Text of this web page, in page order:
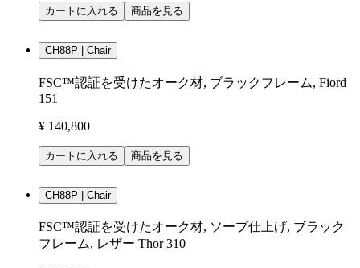
カートに入れる 商品を見る
CH88P | Chair
FSC™認証を受けたオーク材, ブラックフレーム, Fiord
151
¥ 140,800
カートに入れる 商品を見る
CH88P | Chair
FSC™認証を受けたオーク材, ソープ仕上げ, ブラック
フレーム, レザー Thor 310